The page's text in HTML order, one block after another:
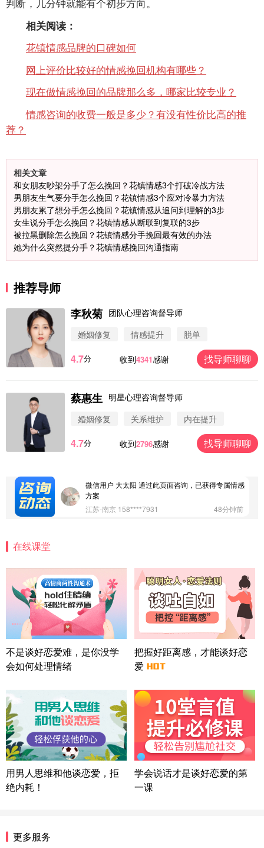
相关阅读：
花镇情感品牌的口碑如何
网上评价比较好的情感挽回机构有哪些？
现在做情感挽回的品牌那么多，哪家比较专业？
情感咨询的收费一般是多少？有没有性价比高的推
荐？
相关文章
和女朋友吵架分手了怎么挽回？花镇情感3个打破冷战方法
男朋友生气要分手怎么挽回？花镇情感3个应对冷暴力方法
男朋友累了想分手怎么挽回？花镇情感从追问到理解的3步
女生说分手怎么挽回？花镇情感从断联到复联的3步
被拉黑删除怎么挽回？花镇情感分手挽回最有效的办法
她为什么突然提分手？花镇情感挽回沟通指南
推荐导师
李秋菊 团队心理咨询督导师
婚姻修复
情感提升 脱单
4.7分 收到4341感谢 找导师聊聊
蔡惠生 明星心理咨询督导师
婚姻修复
关系维护 内在提升
4.7分 收到2796感谢 找导师聊聊
微信用户 圆圈 通过此页面咨询，已获得专属情感方
案
微信用户 Vnno 通过此页面咨询，已获得专属情感方
微信用户 大太阳 通过此页面咨询，已获得专属情感
方案
江苏-南京 158****7931
48分钟前
情感方案
北京-朝阳 151****3189
22分钟前
微信用户 巧?媚儿 通过此页面咨询，已获得专属情感
方案
上海-浦东 177****9074
56分钟前
微信用户 Liberty 通过此页面咨询，已获得专属情感
方案
广东-广州 188****5632
湖北-武汉 135****7410
41分钟前
微信用户 困困魚? 通过此页面咨询，已获得专属情感
方案
陕西-西安 139****6283
3分钟前
情感方案
浙江-宁波 150****8921
在线课堂
不是谈好恋爱难，是你没学
会如何处理情绪
把握好距离感，才能谈好恋
爱
用男人思维和他谈恋爱，拒
绝内耗！
学会说话才是谈好恋爱的第
一课
更多服务